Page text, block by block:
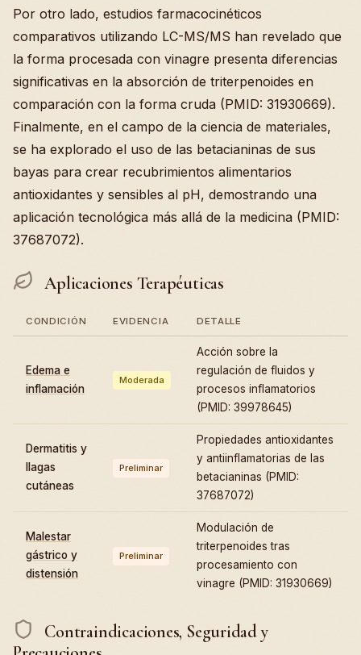
Por otro lado, estudios farmacocinéticos
comparativos utilizando LC-MS/MS han revelado que
la forma procesada con vinagre presenta diferencias
significativas en la absorción de triterpenoides en
comparación con la forma cruda (PMID: 31930669).
Finalmente, en el campo de la ciencia de materiales,
se ha explorado el uso de las betacianinas de sus
bayas para crear recubrimientos alimentarios
antioxidantes y sensibles al pH, demostrando una
aplicación tecnológica más allá de la medicina (PMID:
37687072).
Aplicaciones Terapéuticas
CONDICIÓN EVIDENCIA DETALLE
Edema e
inflamación
Moderada
Acción sobre la
regulación de fluidos y
procesos inflamatorios
(PMID: 39978645)
Dermatitis y
llagas
cutáneas
Preliminar
Propiedades antioxidantes
y antiinflamatorias de las
betacianinas (PMID:
37687072)
Malestar
gástrico y
distensión
Preliminar
Modulación de
triterpenoides tras
procesamiento con
vinagre (PMID: 31930669)
Contraindicaciones, Seguridad y